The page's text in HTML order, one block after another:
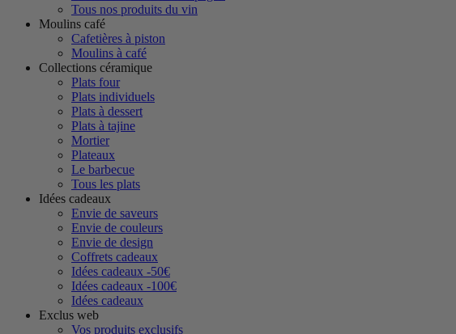
Tous nos produits du vin
Moulins café
Cafetières à piston
Moulins à café
Collections céramique
Plats four
Plats individuels
Plats à dessert
Plats à tajine
Mortier
Plateaux
Le barbecue
Tous les plats
Idées cadeaux
Envie de saveurs
Envie de couleurs
Envie de design
Coffrets cadeaux
Idées cadeaux -50€
Idées cadeaux -100€
Idées cadeaux
Exclus web
Vos produits exclusifs